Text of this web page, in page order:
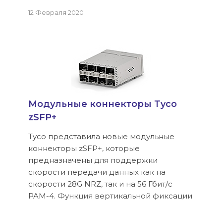
12 Февраля 2020
Модульные коннекторы Tyco
zSFP+
Tyco представила новые модульные
коннекторы zSFP+, которые
предназначены для поддержки
скорости передачи данных как на
скорости 28G NRZ, так и на 56 Гбит/с
PAM-4. Функция вертикальной фиксации